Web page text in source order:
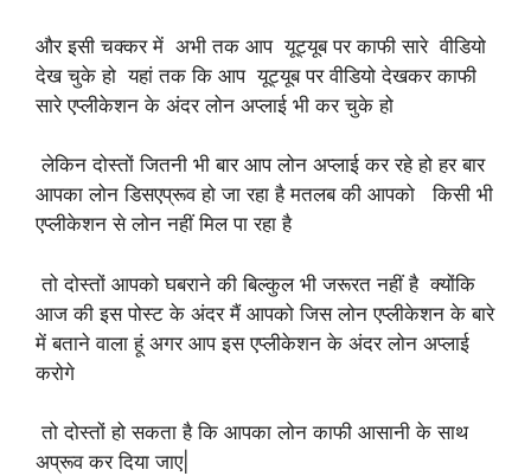
और इसी चक्कर में अभी तक आप यूट्यूब पर काफी सारे वीडियो
देख चुके हो यहां तक कि आप यूट्यूब पर वीडियो देखकर काफी
सारे एप्लीकेशन के अंदर लोन अप्लाई भी कर चुके हो
लेकिन दोस्तों जितनी भी बार आप लोन अप्लाई कर रहे हो हर बार
आपका लोन डिसएप्रूव हो जा रहा है मतलब की आपको किसी भी
एप्लीकेशन से लोन नहीं मिल पा रहा है
तो दोस्तों आपको घबराने की बिल्कुल भी जरूरत नहीं है क्योंकि
आज की इस पोस्ट के अंदर मैं आपको जिस लोन एप्लीकेशन के बारे
में बताने वाला हूं अगर आप इस एप्लीकेशन के अंदर लोन अप्लाई
करोगे
तो दोस्तों हो सकता है कि आपका लोन काफी आसानी के साथ
अप्रूव कर दिया जाए|